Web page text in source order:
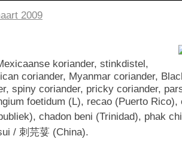
2009
koriander, stinkdistel,
coriander, Myanmar coriander,
spiny coriander, pricky coriander,
foetidum (L), recao (Puerto Rico),
chadon beni (Trinidad), phak
/ 刺芫荽 (China).